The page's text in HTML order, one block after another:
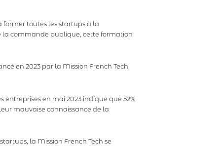
former toutes les startups à la
la commande publique, cette formation
en 2023 par la Mission French Tech,
en mai 2023 indique que 52%
mauvaise connaissance de la
la Mission French Tech se